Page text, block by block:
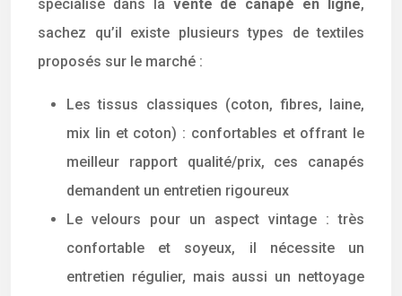
spécialisé dans la vente de canapé en ligne,
sachez qu’il existe plusieurs types de textiles
proposés sur le marché :
Les tissus classiques (coton, fibres, laine,
mix lin et coton) : confortables et offrant le
meilleur rapport qualité/prix, ces canapés
demandent un entretien rigoureux
Le velours pour un aspect vintage : très
confortable et soyeux, il nécessite un
entretien régulier, mais aussi un nettoyage